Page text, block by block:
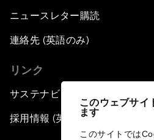
このウェブサイ
ます
このサイトでは
ニュースレター購読
連絡先 (英語のみ)
リンク
サステナビリティへの取り組み
採用情報 (英語のみ)